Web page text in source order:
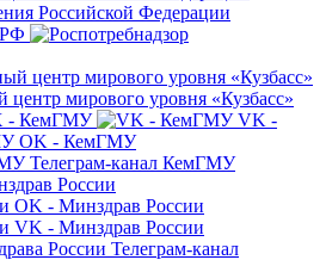
Российской Федерации
центр мирового уровня «Кузбасс»
- КемГМУ
VK -
OK - КемГМУ
Телеграм-канал КемГМУ
России
OK - Минздрав России
VK - Минздрав России
Телеграм-канал